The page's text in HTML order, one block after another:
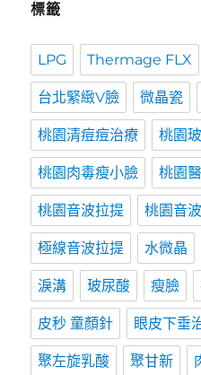
標籤
LPG Thermage FLX
台北緊緻V臉 微晶瓷
桃園清痘痘治療 桃園
桃園肉毒瘦小臉 桃園
桃園音波拉提 桃園音
極線音波拉提 水微晶
淚溝 玻尿酸 瘦臉
皮秒 童顏針 眼皮下垂
聚左旋乳酸 聚甘新